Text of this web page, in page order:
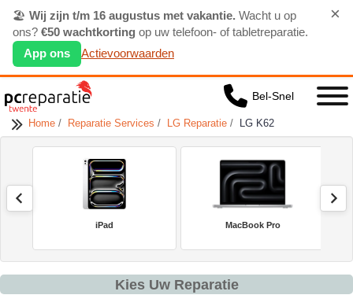
🏖️ Wij zijn t/m 16 augustus met vakantie. Wacht u op
ons? €50 wachtkorting op uw telefoon- of tabletreparatie.
App ons
Actievoorwaarden
×
Bel-Snel
Home / Reparatie Services / LG Reparatie / LG K62
iPad MacBook Pro
Kies Uw Reparatie